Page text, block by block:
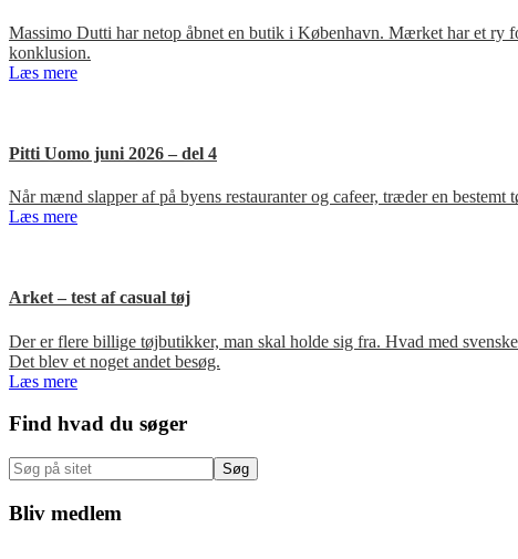
Massimo Dutti har netop åbnet en butik i København. Mærket har et ry
konklusion.
Læs mere
Pitti Uomo juni 2026 – del 4
Når mænd slapper af på byens restauranter og cafeer, træder en
Læs mere
Arket – test af casual tøj
Der er flere billige tøjbutikker, man skal holde sig fra. Hvad med
Det blev et noget andet besøg.
Læs mere
Primær
Sidebar
Find hvad du søger
Søg
på
sitet
Bliv medlem